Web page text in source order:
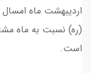
اردیبهشت ماه امسال
است.